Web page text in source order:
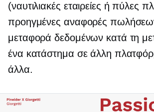
(ναυτιλιακές εταιρείες ή πύλες
προηγμένες αναφορές
μεταφορά δεδομένων κατά τη
ένα κατάστημα σε άλλη
άλλα.